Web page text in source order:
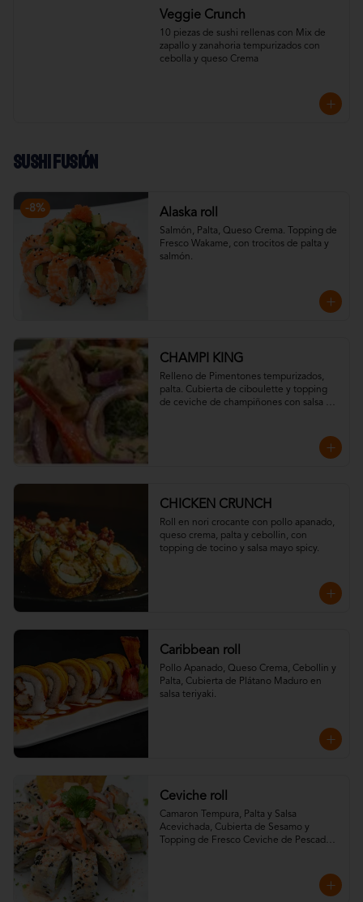
Veggie Crunch
10 piezas de sushi rellenas con Mix de
zapallo y zanahoria tempurizados con
cebolla y queso Crema
Sushi Fusión
-8% Alaska roll
Salmón, Palta, Queso Crema. Topping de
Fresco Wakame, con trocitos de palta y
salmón.
CHAMPI KING
Relleno de Pimentones tempurizados,
palta. Cubierta de ciboulette y topping
de ceviche de champiñones con salsa
CHICKEN CRUNCH
Roll en nori crocante con pollo apanado,
queso crema, palta y cebollin, con
topping de tocino y salsa mayo spicy.
Caribbean roll
Pollo Apanado, Queso Crema, Cebollin y
Palta, Cubierta de Plátano Maduro en
salsa teriyaki.
Ceviche roll
Camaron Tempura, Palta y Salsa
Acevichada, Cubierta de Sesamo y
Topping de Fresco Ceviche de Pescado